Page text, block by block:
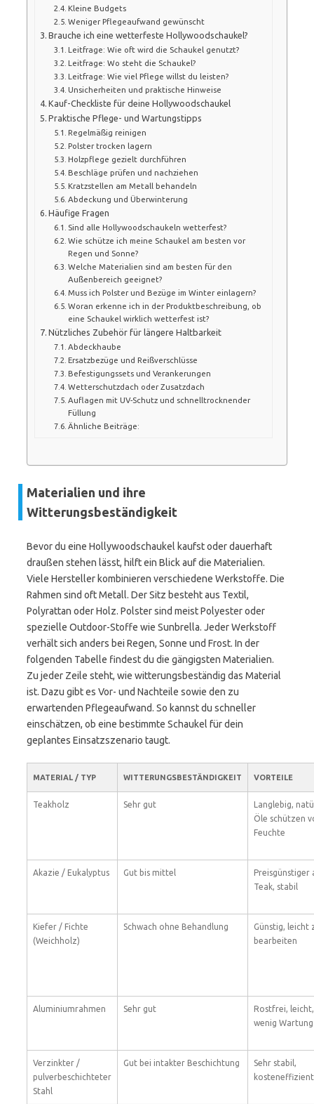
Kleine Budgets
Weniger Pflegeaufwand gewünscht
Brauche ich eine wetterfeste Hollywoodschaukel?
Leitfrage: Wie oft wird die Schaukel genutzt?
Leitfrage: Wo steht die Schaukel?
Leitfrage: Wie viel Pflege willst du leisten?
Unsicherheiten und praktische Hinweise
Kauf-Checkliste für deine Hollywoodschaukel
Praktische Pflege- und Wartungstipps
Regelmäßig reinigen
Polster trocken lagern
Holzpflege gezielt durchführen
Beschläge prüfen und nachziehen
Kratzstellen am Metall behandeln
Abdeckung und Überwinterung
Häufige Fragen
Sind alle Hollywoodschaukeln wetterfest?
Wie schütze ich meine Schaukel am besten vor
Regen und Sonne?
Welche Materialien sind am besten für den
Außenbereich geeignet?
Muss ich Polster und Bezüge im Winter einlagern?
Woran erkenne ich in der Produktbeschreibung, ob
eine Schaukel wirklich wetterfest ist?
Nützliches Zubehör für längere Haltbarkeit
Abdeckhaube
Ersatzbezüge und Reißverschlüsse
Befestigungssets und Verankerungen
Wetterschutzdach oder Zusatzdach
Auflagen mit UV-Schutz und schnelltrocknender
Füllung
Ähnliche Beiträge:
Materialien und ihre
Witterungsbeständigkeit
Bevor du eine Hollywoodschaukel kaufst oder dauerhaft
draußen stehen lässt, hilft ein Blick auf die Materialien.
Viele Hersteller kombinieren verschiedene Werkstoffe. Die
Rahmen sind oft Metall. Der Sitz besteht aus Textil,
Polyrattan oder Holz. Polster sind meist Polyester oder
spezielle Outdoor-Stoffe wie Sunbrella. Jeder Werkstoff
verhält sich anders bei Regen, Sonne und Frost. In der
folgenden Tabelle findest du die gängigsten Materialien.
Zu jeder Zeile steht, wie witterungsbeständig das Material
ist. Dazu gibt es Vor- und Nachteile sowie den zu
erwartenden Pflegeaufwand. So kannst du schneller
einschätzen, ob eine bestimmte Schaukel für dein
geplantes Einsatzszenario taugt.
MATERIAL / TYP WITTERUNGSBESTÄNDIGKEIT VORTEILE
Teakholz Sehr gut
Langlebig,
Öle schützen
Feuchte
Akazie / Eukalyptus Gut bis mittel
Preisgünstiger
Teak, stabil
Kiefer / Fichte
(Weichholz)
Schwach ohne Behandlung
Günstig, leicht
bearbeiten
Aluminiumrahmen Sehr gut
Rostfrei, leicht,
wenig Wartung
Verzinkter /
pulverbeschichteter
Stahl
Gut bei intakter Beschichtung
Sehr stabil,
kosteneffizient